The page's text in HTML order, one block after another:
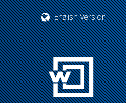
English Version